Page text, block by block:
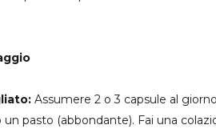
Assumere 2 o 3 capsule al
pasto (abbondante). Fai una